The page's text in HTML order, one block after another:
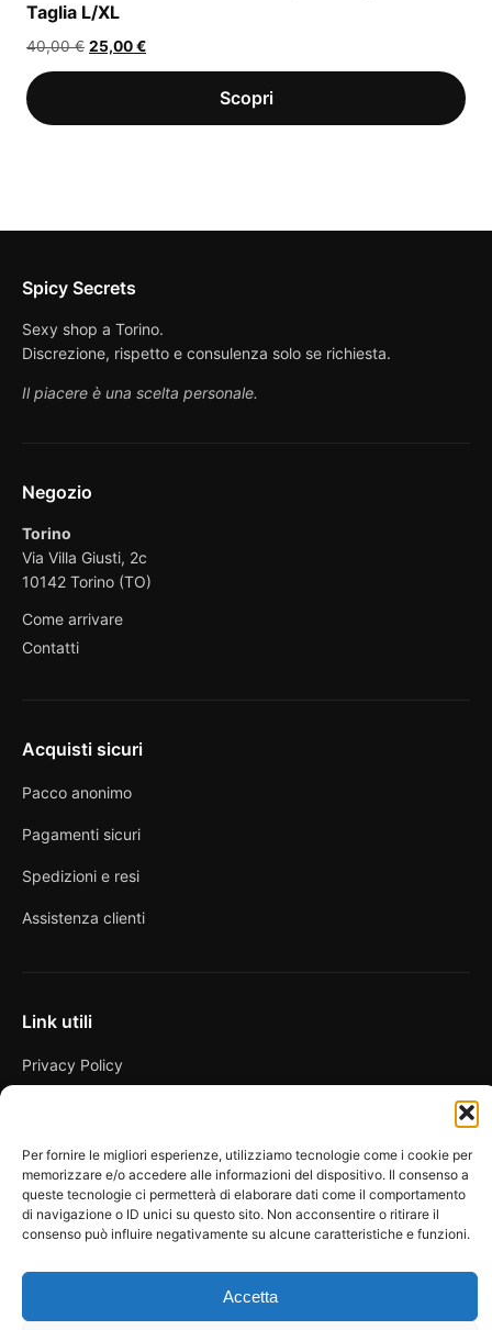
Per fornire le migliori esperienze, utilizziamo tecnologie come i cookie per
memorizzare e/o accedere alle informazioni del dispositivo. Il consenso a
queste tecnologie ci permetterà di elaborare dati come il comportamento
di navigazione o ID unici su questo sito. Non acconsentire o ritirare il
consenso può influire negativamente su alcune caratteristiche e funzioni.
Accetta
Taglia L/XL
40,00€ Il
prezzo
25,00€Il
prezzo
Spicy Secrets
Sexy shop a Torino.
Discrezione, rispetto e consulenza solo se richiesta.
Il piacere è una scelta personale.
Negozio
Torino
Via Villa Giusti, 2c
10142 Torino (TO)
Come arrivare
Contatti
Acquisti sicuri
Pacco anonimo
Pagamenti sicuri
Spedizioni e resi
Assistenza clienti
Link utili
Privacy Policy
Cookie Policy
FAQ
La Bottega dei Desideri di D’Avascio Enrico